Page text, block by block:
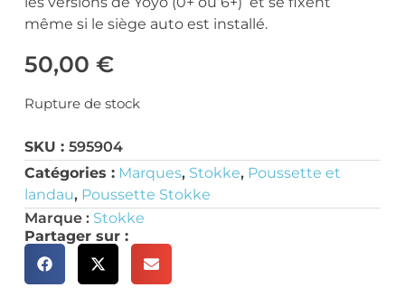
même si le siège auto est installé.
50,00 €
Rupture de stock
SKU : 595904
Catégories : Marques, Stokke, Poussette et
landau, Poussette Stokke
Marque : Stokke
Partager sur :